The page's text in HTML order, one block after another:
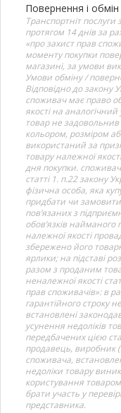
Повернення і обмін
Транспортніт
протягом 14 днів за
«про захист прав
моменту покупки
магазині, за умови
Умови обміну /
Відповідно до закону
споживач має право
якості на
товар не
кольором, розміром
використаний за
товару належної
дня покупки.
статті 1. п.22 закону
фізична особа, яка
придбати чи
пов’язаних з
обов’язків
належної якості
збережено його
ярлики; на підставі
разом з проданим
неналежної якості
прав споживачів»: в
гарантійного строку
встановлені
усунення недоліків
передбачених цією
продавець, виробник
споживача,
недоліки товару
користування
брати участь у
представника.